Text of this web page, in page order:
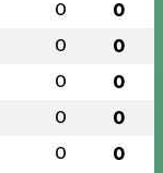
0 0
0 0
0 0
0 0
0 0